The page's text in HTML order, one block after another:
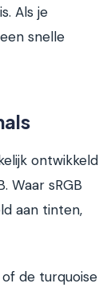
Als je
snelle
ontwikkeld
Waar sRGB
aan tinten,
de turquoise